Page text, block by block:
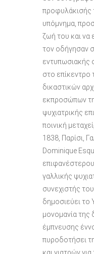
προφυλάκισής
υπόμνημα,
ζωή του και να
τον οδήγησαν
εντυπωσιακής
στο
δικαστικών
εκπροσώπων
ψυχιατρικής
ποινική
1838, Παρίσι,
Dominique
γαλλικής
συνεχιστής
δημοσιεύει
μονομανία της
έμπνευσης
πυροδοτήσει